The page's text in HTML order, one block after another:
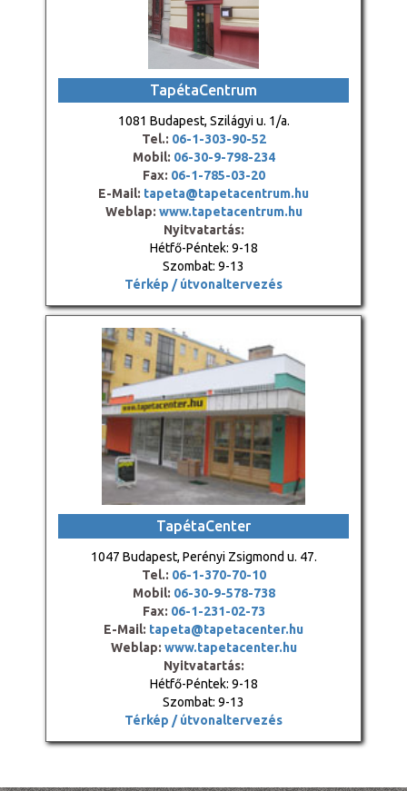
TapétaCentrum
1081 Budapest, Szilágyi u. 1/a.
Tel.: 06-1-303-90-52
Mobil: 06-30-9-798-234
Fax: 06-1-785-03-20
E-Mail: tapeta@tapetacentrum.hu
Weblap: www.tapetacentrum.hu
Nyitvatartás:
Hétfő-Péntek: 9-18
Szombat: 9-13
Térkép / útvonaltervezés
TapétaCenter
1047 Budapest, Perényi Zsigmond u. 47.
Tel.: 06-1-370-70-10
Mobil: 06-30-9-578-738
Fax: 06-1-231-02-73
E-Mail: tapeta@tapetacenter.hu
Weblap: www.tapetacenter.hu
Nyitvatartás:
Hétfő-Péntek: 9-18
Szombat: 9-13
Térkép / útvonaltervezés